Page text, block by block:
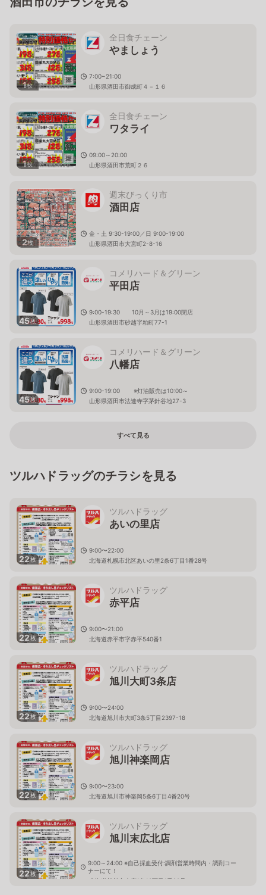
1枚
全日食チェーン
やましょう
7:00~21:00
山形県酒田市御成町４－１６
1枚
全日食チェーン
ワタライ
09:00～20:00
山形県酒田市荒町２６
2枚
週末びっくり市
酒田店
金・土 9:30-19:00／日 9:00-19:00
山形県酒田市大宮町2-8-16
45枚
コメリハード＆グリーン
平田店
9:00-19:30 10月～3月は19:00閉店
山形県酒田市砂越字粕町77-1
45枚
コメリハード＆グリーン
八幡店
9:00-19:00 ※灯油販売は10:00～
山形県酒田市法連寺字茅針谷地27-3
すべて見る
ツルハドラッグのチラシを見る
22枚
ツルハドラッグ
あいの里店
9:00〜22:00
北海道札幌市北区あいの里2条6丁目1番28号
22枚
ツルハドラッグ
赤平店
9:00〜21:00
北海道赤平市字赤平540番1
22枚
ツルハドラッグ
旭川大町3条店
9:00〜24:00
北海道旭川市大町3条5丁目2397-18
22枚
ツルハドラッグ
旭川神楽岡店
9:00〜23:00
北海道旭川市神楽岡5条6丁目4番20号
22枚
ツルハドラッグ
旭川末広北店
9:00～24:00 ※自己採血受付:調剤営業時間内・調剤コー
ナーにて！
北海道旭川市末広1条10丁目1番20号